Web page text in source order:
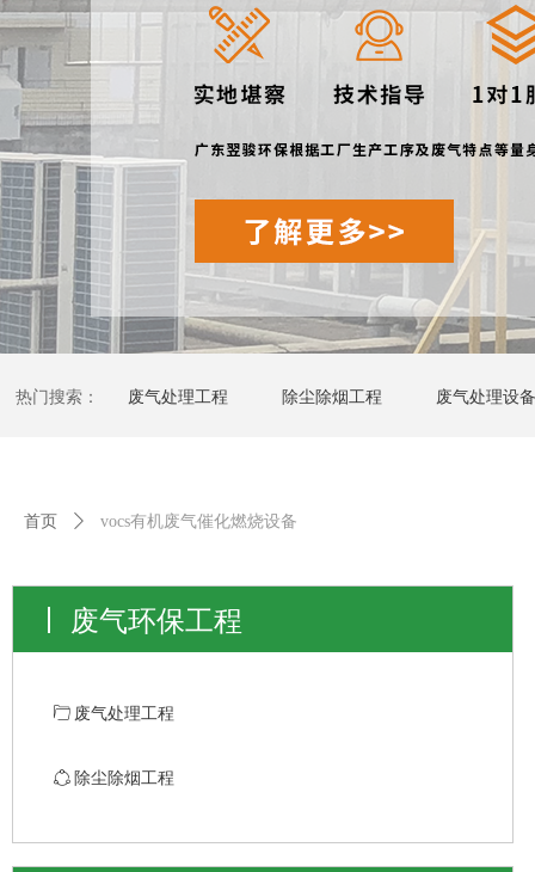
首页 ꄲ vocs有机废气催化燃烧设备
ꄁ 废气处理工程
ꁢ 除尘除烟工程
废气环保工程
热门搜索： 废气处理工程 除尘除烟工程 废气处理设